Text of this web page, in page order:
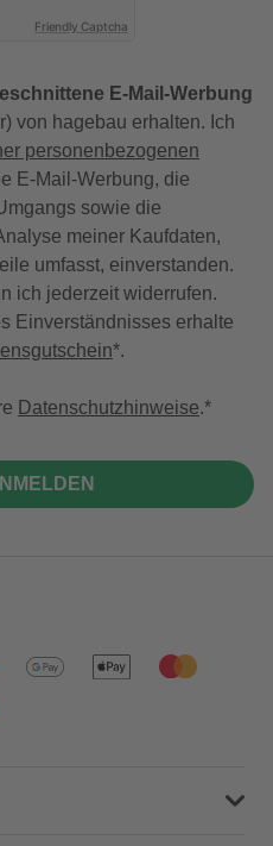
Friendly Captcha
E-Mail-Werbung
von hagebau erhalten. Ich
personenbezogenen
E-Mail-Werbung, die
sowie die
meiner Kaufdaten,
umfasst, einverstanden.
ich jederzeit widerrufen.
Einverständnisses erhalte
*.
Datenschutzhinweise.